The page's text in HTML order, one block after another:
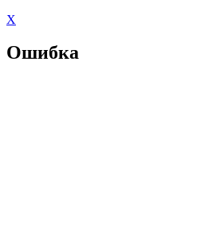
X
Ошибка